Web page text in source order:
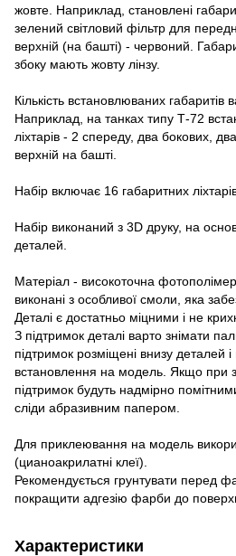
жовте. Наприклад, становлені
зелений світловий фільтр для
верхній (на башті) - червоний.
збоку мають жовту лінзу.
Кількість встановлюваних габаритів
Наприклад, на танках типу Т-72
ліхтарів - 2 спереду, два бокових,
верхній на башті.
Набір включає 16 габаритних
Набір виконаний з 3D друку, на
деталей.
Матеріал - високоточна
виконані з особливої смоли, яка
Деталі є достатньо міцними і не
З підтримок деталі варто знімати
підтримок розміщені внизу деталей
встановлення на модель. Якщо при
підтримок будуть надмірно
сліди абразивним папером.
Для приклеювання на модель
(цианоакрилатні клеї).
Рекомендується грунтувати перед
покращити адгезію фарби до
Характеристики